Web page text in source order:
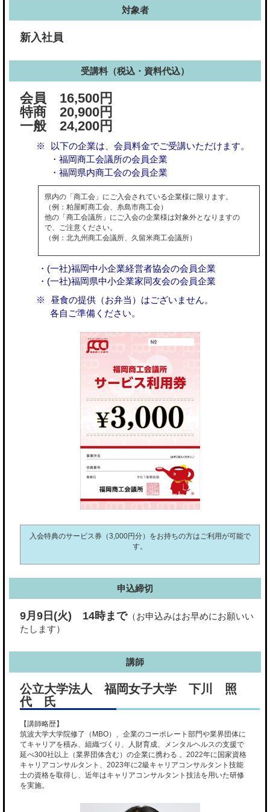
対象者
新入社員
受講料（税込・資料代込）
会員 16,500円
特商 20,900円
一般 24,200円
以下の企業は、会員料金でご受講いただけます。
・福岡商工会議所の会員企業
・福岡県内商工会の会員企業
県内の「商工会」にご入会されている企業様に限ります。
（例：粕屋町商工会、糸島市商工会）
他の「商工会議所」にご入会の企業様は対象外となりますの
で、ご注意ください。
（例：北九州商工会議所、久留米商工会議所）
・(一社)福岡中小企業経営者協会の会員企業
・(一社)福岡県中小企業家同友会の会員企業
昼食の提供（お弁当）はございません。
各自ご準備ください。
入会特典のサービス券（3,000円分）をお持ちの方はご利用が可能で
す。
申込締切
9月9日(火) 14時まで（お申込みはお早めにお願いい
たします）
講師
公立大学法人 福岡女子大学 下川 照
代 氏
【講師略歴】
筑波大学大学院修了（MBO）、企業のコーポレート部門や業界団体に
てキャリアを積み、組織づくり、人財育成、メンタルヘルスの支援で
延べ300社以上（業界団体含む）の企業に携わる 。2022年に国家資格
キャリアコンサルタント、2023年に2級キャリアコンサルタント技能
士の資格を取得し、近年はキャリアコンサルタント技法を用いた研修
を実施。